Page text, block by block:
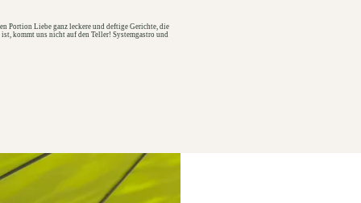
Portion Liebe ganz leckere und deftige Gerichte, die
kommt uns nicht auf den Teller! Systemgastro und